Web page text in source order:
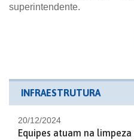
superintendente.
INFRAESTRUTURA
20/12/2024
Equipes atuam na